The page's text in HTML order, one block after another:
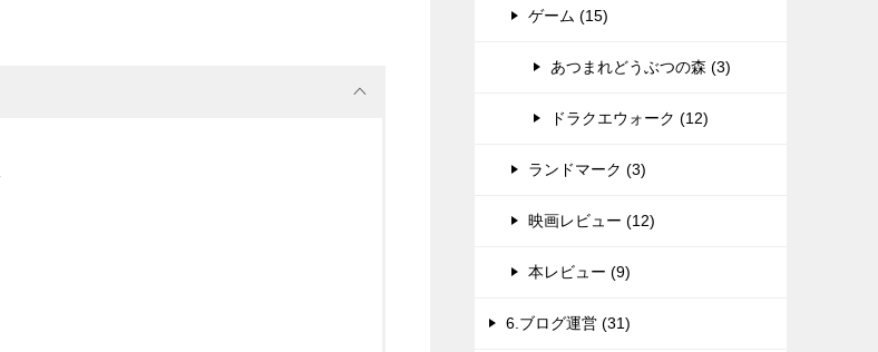
ゲーム (15)
あつまれどうぶつの森 (3)
ドラクエウォーク (12)
ランドマーク (3)
映画レビュー (12)
本レビュー (9)
6.ブログ運営 (31)